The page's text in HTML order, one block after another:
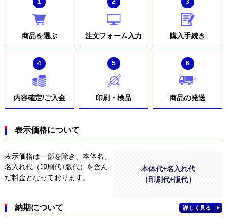
1
商品を選ぶ
2
注文フォーム入力
3
購入手続き
4
内容確定/ご入金
5
印刷・検品
6
商品の発送
表示価格について
表示価格は一部を除き、本体名、
名入れ代（印刷代+版代）を含ん
だ料金となっております。
本体代+名入れ代
（印刷代+版代）
納期について 詳しく見る